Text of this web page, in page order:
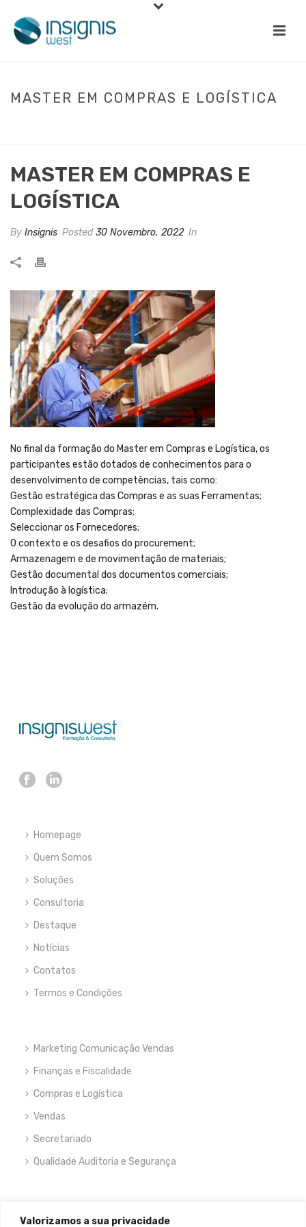
Valorizamos a sua privacidade
MASTER EM COMPRAS E LOGÍSTICA
MASTER EM COMPRAS E
LOGÍSTICA
By Insignis Posted30 Novembro, 2022 In
No final da formação do Master em Compras e Logística, os
participantes estão dotados de conhecimentos para o
desenvolvimento de competências, tais como:
Gestão estratégica das Compras e as suas Ferramentas;
Complexidade das Compras;
Seleccionar os Fornecedores;
O contexto e os desafios do procurement;
Armazenagem e de movimentação de materiais;
Gestão documental dos documentos comerciais;
Introdução à logística;
Gestão da evolução do armazém.
Homepage
Quem Somos
Soluções
Consultoria
Destaque
Notícias
Contatos
Termos e Condições
Marketing Comunicação Vendas
Finanças e Fiscalidade
Compras e Logística
Vendas
Secretariado
Qualidade Auditoria e Segurança